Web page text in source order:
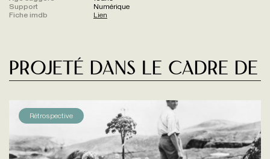
Support
Numérique
Fiche imdb
Lien
Projeté dans le cadre de
Rétrospective